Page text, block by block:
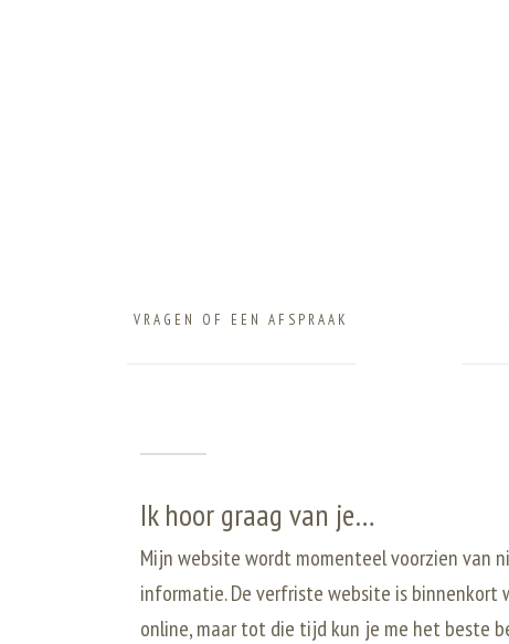
CONTACTVRAGEN OF EEN AFSPRAAK
Ik hoor graag van je…
Mijn website wordt momenteel voorzien van
informatie. De verfriste website is binnenkort
online, maar tot die tijd kun je me het beste